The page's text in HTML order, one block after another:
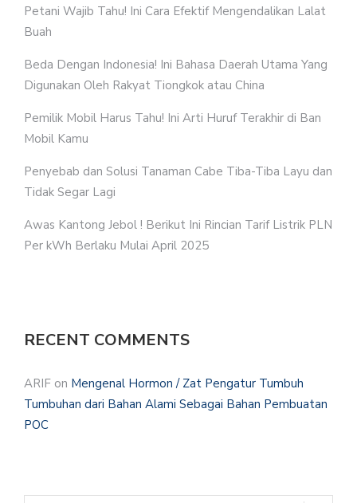
Petani Wajib Tahu! Ini Cara Efektif Mengendalikan Lalat
Buah
Beda Dengan Indonesia! Ini Bahasa Daerah Utama Yang
Digunakan Oleh Rakyat Tiongkok atau China
Pemilik Mobil Harus Tahu! Ini Arti Huruf Terakhir di Ban
Mobil Kamu
Penyebab dan Solusi Tanaman Cabe Tiba-Tiba Layu dan
Tidak Segar Lagi
Awas Kantong Jebol ! Berikut Ini Rincian Tarif Listrik PLN
Per kWh Berlaku Mulai April 2025
RECENT COMMENTS
ARIF on Mengenal Hormon / Zat Pengatur Tumbuh
Tumbuhan dari Bahan Alami Sebagai Bahan Pembuatan
POC